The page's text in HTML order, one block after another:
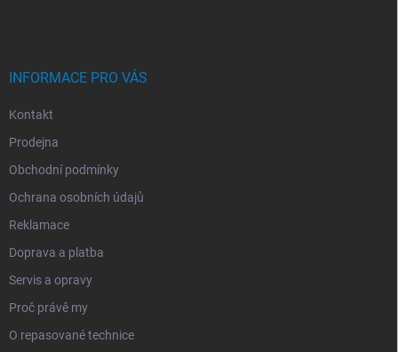
INFORMACE PRO VÁS
Kontakt
Prodejna
Obchodní podmínky
Ochrana osobních údajů
Reklamace
Doprava a platba
Servis a opravy
Proč právě my
O repasované technice